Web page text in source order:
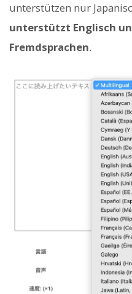
unterstützen nur
unterstützt Englisch
Fremdsprachen.